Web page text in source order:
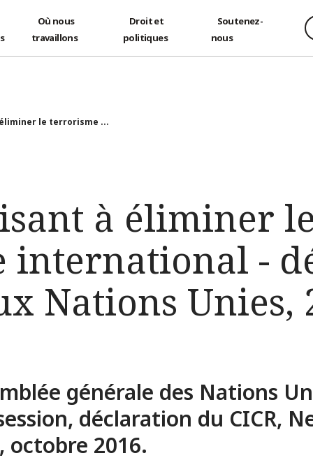
Où nous
travaillons
Droit et
politiques
Soutenez-
nous
le terrorisme ...
à éliminer
international -
Nations Unies,
générale des Nations
déclaration du CICR,
octobre 2016.